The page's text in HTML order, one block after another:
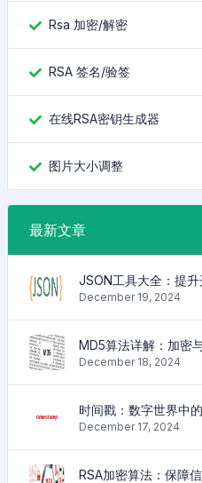
Rsa 加密/解密
RSA 签名/验签
在线RSA密钥生成器
图片大小调整
最新文章
JSON工具大全：提
December 19, 2024
MD5算法详解：加密
December 18, 2024
时间戳：数字世界中
December 17, 2024
RSA加密算法：保障